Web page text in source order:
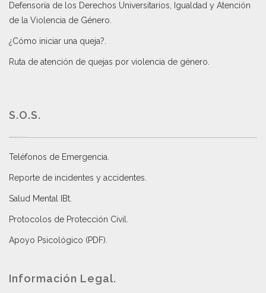
Defensoría de los Derechos Universitarios, Igualdad y Atención
de la Violencia de Género
¿Cómo iniciar una queja?
Ruta de atención de quejas por violencia de género
S.O.S.
Teléfonos de Emergencia.
Reporte de incidentes y accidentes
Salud Mental IBt
Protocolos de Protección Civil
Apoyo Psicológico (PDF)
Información Legal.